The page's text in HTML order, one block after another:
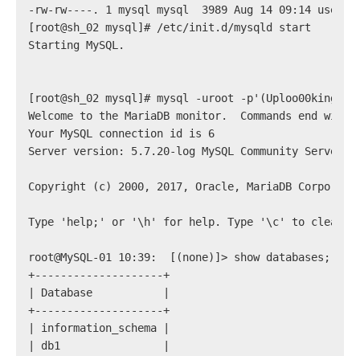
-rw-rw----. 1 mysql mysql  3989 Aug 14 09:14
[root@sh_02 mysql]# /etc/init.d/mysqld start
Starting MySQL.
[root@sh_02 mysql]# mysql -uroot -p'(Uploo00king)'
Welcome to the MariaDB monitor.  Commands end
Your MySQL connection id is 6
Server version: 5.7.20-log MySQL Community Server
Copyright (c) 2000, 2017, Oracle, MariaDB
Type 'help;' or '\h' for help. Type '\c' to clear
root@MySQL-01 10:39:  [(none)]> show databases;
+--------------------+
| Database           |
+--------------------+
| information_schema |
| db1                |